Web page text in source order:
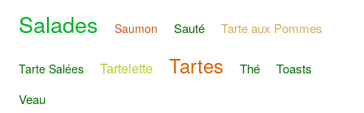
Salades Saumon Sauté Tarte aux Pommes
Tarte Salées Tartelette Tartes Thé
Toasts
Veau